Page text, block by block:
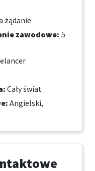
żądanie
zawodowe: 5
: Cały świat
: Angielski,